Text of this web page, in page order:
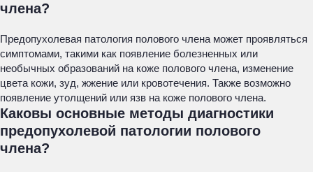
члена?
Предопухолевая патология полового члена может проявляться
симптомами, такими как появление болезненных или
необычных образований на коже полового члена, изменение
цвета кожи, зуд, жжение или кровотечения. Также возможно
появление утолщений или язв на коже полового члена.
Каковы основные методы диагностики
предопухолевой патологии полового
члена?